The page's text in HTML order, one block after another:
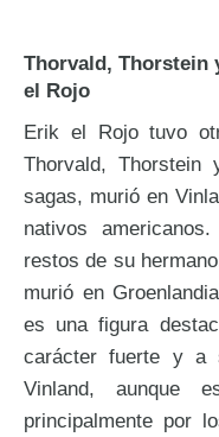
Thorvald, Thorstein
el Rojo
Erik el Rojo tuvo
Thorvald, Thorstein
sagas, murió en
nativos
restos de su
murió en
es una figura
carácter fuerte y a
Vinland, aunque
principalmente por